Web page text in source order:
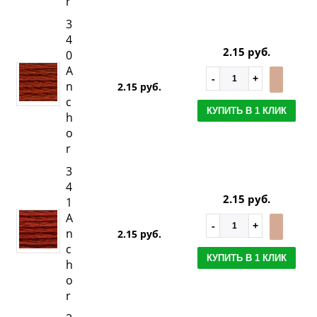
3
4
0
A
n
c
h
o
r
2.15 руб.
2.15 руб.
КУПИТЬ В 1 КЛИК
3
4
1
A
n
c
h
o
r
2.15 руб.
2.15 руб.
КУПИТЬ В 1 КЛИК